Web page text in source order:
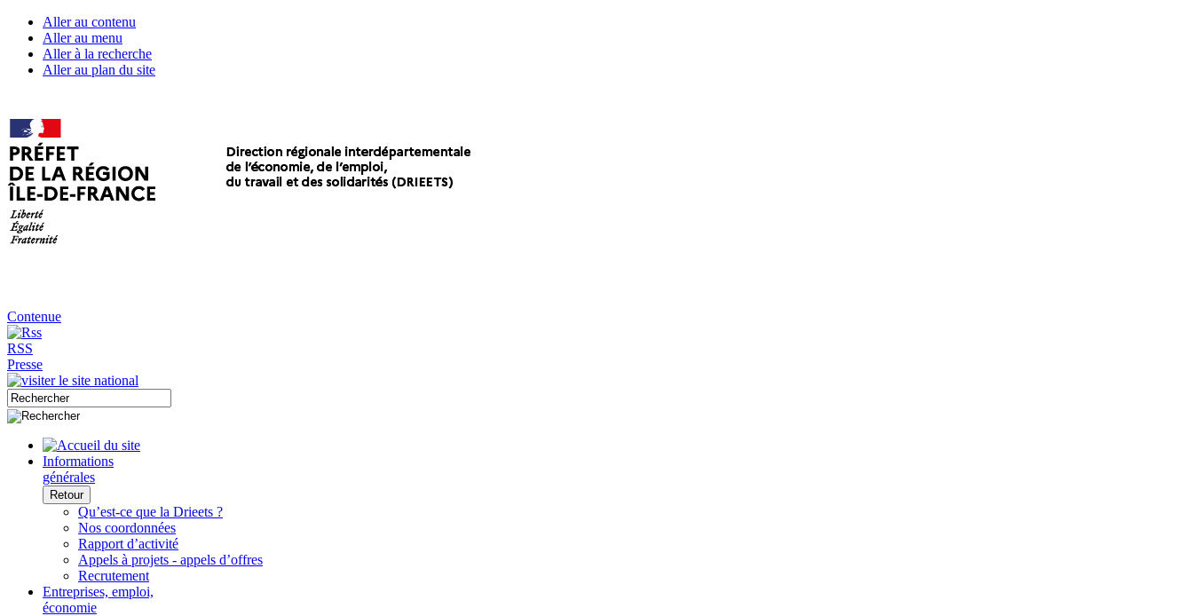
Aller au contenu
Aller au menu
Aller à la recherche
Aller au plan du site
Contenue
RSS
Presse
Informations
générales
Retour
Qu’est-ce que la Drieets ?
Nos coordonnées
Rapport d’activité
Appels à projets - appels d’offres
Recrutement
Entreprises, emploi,
économie